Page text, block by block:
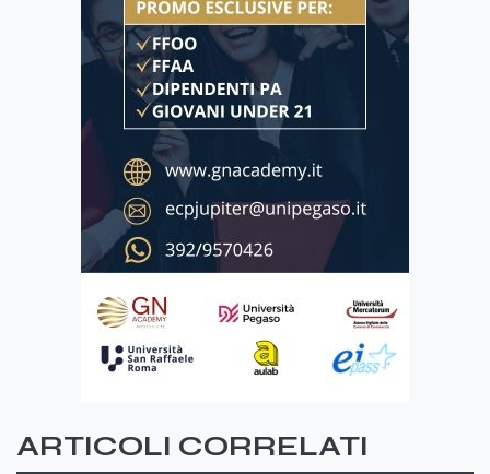
ARTICOLI CORRELATI